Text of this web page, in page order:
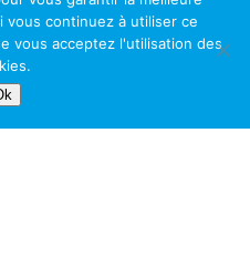
continuez à utiliser ce
vous acceptez l'utilisation des